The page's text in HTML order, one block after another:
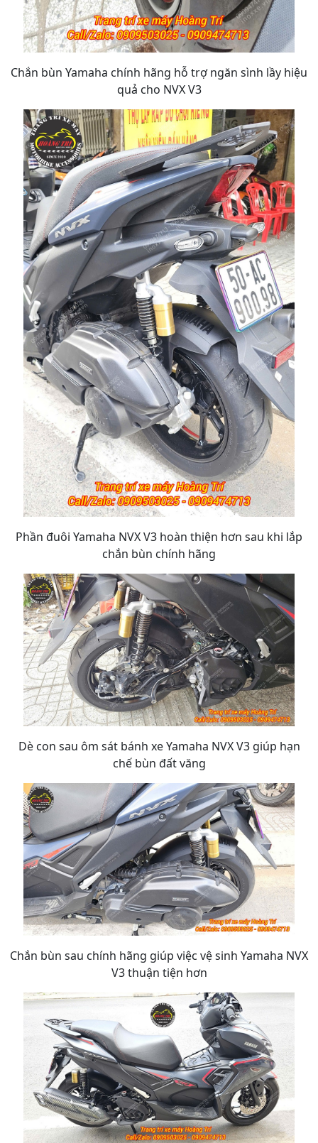
Chắn bùn Yamaha chính hãng hỗ trợ ngăn sình lầy hiệu
quả cho NVX V3
Phần đuôi Yamaha NVX V3 hoàn thiện hơn sau khi lắp
chắn bùn chính hãng
Dè con sau ôm sát bánh xe Yamaha NVX V3 giúp hạn
chế bùn đất văng
Chắn bùn sau chính hãng giúp việc vệ sinh Yamaha NVX
V3 thuận tiện hơn